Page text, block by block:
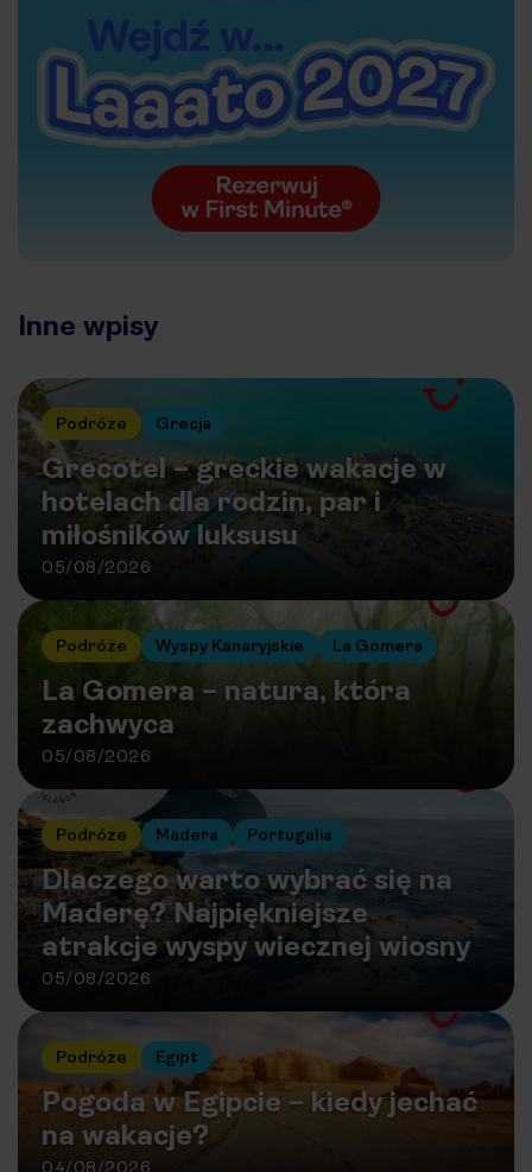
Inne wpisy
Podróże Grecja
Grecotel – greckie wakacje w
hotelach dla rodzin, par i
miłośników luksusu
05/08/2026
Podróże Wyspy Kanaryjskie La Gomera
La Gomera – natura, która
zachwyca
05/08/2026
Podróże Madera Portugalia
Dlaczego warto wybrać się na
Maderę? Najpiękniejsze
atrakcje wyspy wiecznej wiosny
05/08/2026
Podróże Egipt
Pogoda w Egipcie – kiedy jechać
na wakacje?
04/08/2026